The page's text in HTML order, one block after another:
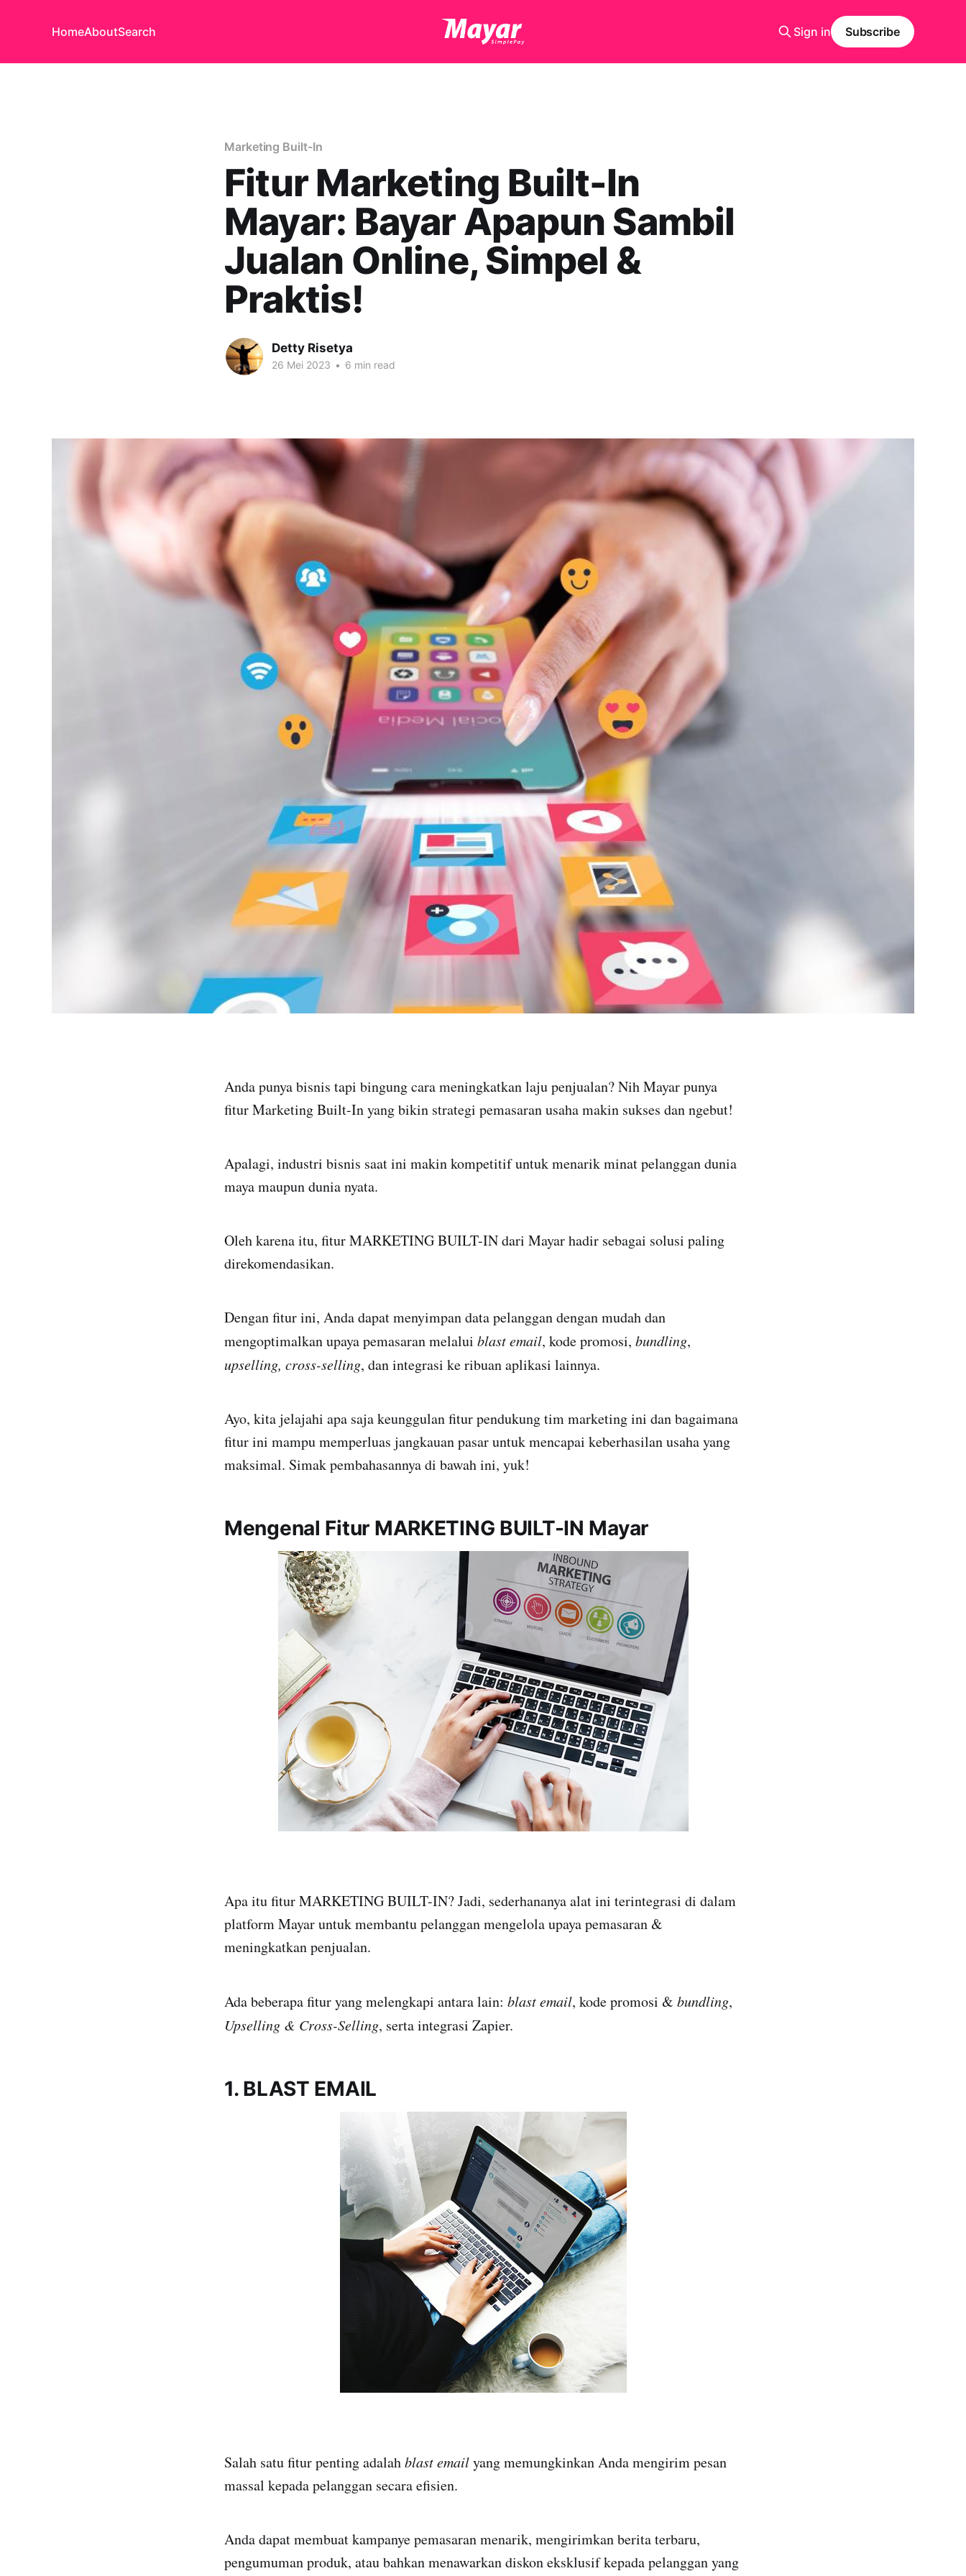
HomeAboutSearch Sign in Subscribe
Marketing Built-In
Fitur Marketing Built-In
Mayar: Bayar Apapun Sambil
Jualan Online, Simpel &
Praktis!
Detty Risetya
26 Mei 2023 • 6 min read
Anda punya bisnis tapi bingung cara meningkatkan laju penjualan? Nih Mayar punya
fitur Marketing Built-In yang bikin strategi pemasaran usaha makin sukses dan ngebut!
Apalagi, industri bisnis saat ini makin kompetitif untuk menarik minat pelanggan dunia
maya maupun dunia nyata.
Oleh karena itu, fitur MARKETING BUILT-IN dari Mayar hadir sebagai solusi paling
direkomendasikan.
Dengan fitur ini, Anda dapat menyimpan data pelanggan dengan mudah dan
mengoptimalkan upaya pemasaran melalui blast email, kode promosi, bundling,
upselling, cross-selling, dan integrasi ke ribuan aplikasi lainnya.
Ayo, kita jelajahi apa saja keunggulan fitur pendukung tim marketing ini dan bagaimana
fitur ini mampu memperluas jangkauan pasar untuk mencapai keberhasilan usaha yang
maksimal. Simak pembahasannya di bawah ini, yuk!
Mengenal Fitur MARKETING BUILT-IN Mayar
Apa itu fitur MARKETING BUILT-IN? Jadi, sederhananya alat ini terintegrasi di dalam
platform Mayar untuk membantu pelanggan mengelola upaya pemasaran &
meningkatkan penjualan.
Ada beberapa fitur yang melengkapi antara lain: blast email, kode promosi & bundling,
Upselling & Cross-Selling, serta integrasi Zapier.
1. BLAST EMAIL
Salah satu fitur penting adalahblast emailyang memungkinkan Anda mengirim pesan
massal kepada pelanggan secara efisien.
Anda dapat membuat kampanye pemasaran menarik, mengirimkan berita terbaru,
pengumuman produk, atau bahkan menawarkan diskon eksklusif kepada pelanggan yang